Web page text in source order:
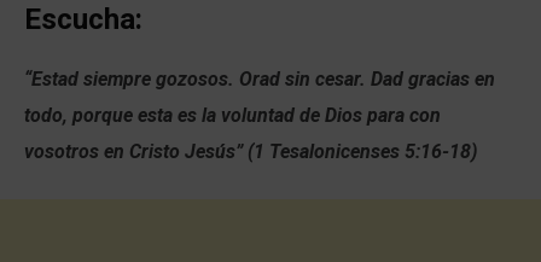
Escucha:
“Estad siempre gozosos. Orad sin cesar. Dad gracias en
todo, porque esta es la voluntad de Dios para con
vosotros en Cristo Jesús” (1 Tesalonicenses 5:16-18)